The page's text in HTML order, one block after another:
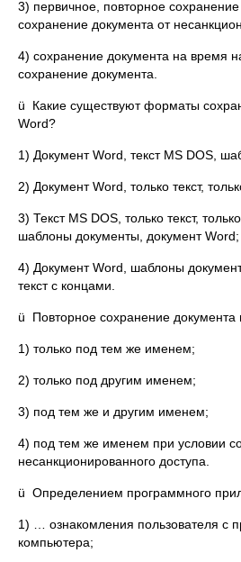
3) первичное, повторное
сохранение документа от
4) сохранение документа на время
сохранение документа.
ü Какие существуют форматы
Word?
1) Документ Word, текст MS DOS,
2) Документ Word, только текст,
3) Текст MS DOS, только текст,
шаблоны документы, документ Word;
4) Документ Word, шаблоны
текст с концами.
ü Повторное сохранение документа
1) только под тем же именем;
2) только под другим именем;
3) под тем же и другим именем;
4) под тем же именем при условии
несанкционированного доступа.
ü Определением программного
1) … ознакомления пользователя с
компьютера;